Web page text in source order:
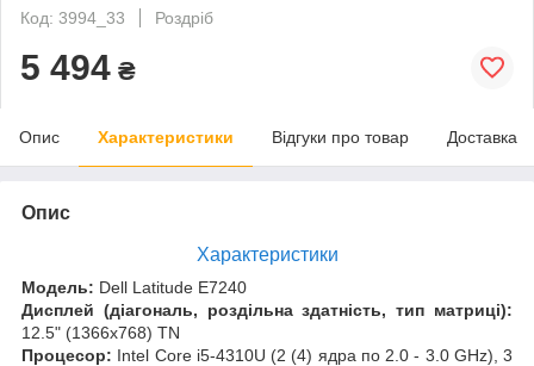
Код: 3994_33
Роздріб
5 494 ₴
Опис Характеристики Відгуки про товар Доставка
Опис
Характеристики
Модель: Dell Latitude E7240
Дисплей (діагональ, роздільна здатність, тип матриці):
12.5" (1366x768) TN
Процесор: Intel Core i5-4310U (2 (4) ядра по 2.0 - 3.0 GHz), 3